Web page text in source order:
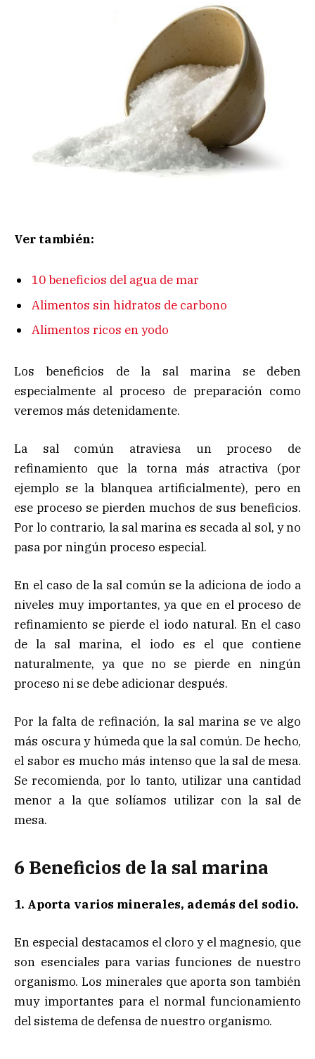
Ver también:
10 beneficios del agua de mar
Alimentos sin hidratos de carbono
Alimentos ricos en yodo
Los beneficios de la sal marina se deben
especialmente al proceso de preparación como
veremos más detenidamente.
La sal común atraviesa un proceso de
refinamiento que la torna más atractiva (por
ejemplo se la blanquea artificialmente), pero en
ese proceso se pierden muchos de sus beneficios.
Por lo contrario, la sal marina es secada al sol, y no
pasa por ningún proceso especial.
En el caso de la sal común se la adiciona de iodo a
niveles muy importantes, ya que en el proceso de
refinamiento se pierde el iodo natural. En el caso
de la sal marina, el iodo es el que contiene
naturalmente, ya que no se pierde en ningún
proceso ni se debe adicionar después.
Por la falta de refinación, la sal marina se ve algo
más oscura y húmeda que la sal común. De hecho,
el sabor es mucho más intenso que la sal de mesa.
Se recomienda, por lo tanto, utilizar una cantidad
menor a la que solíamos utilizar con la sal de
mesa.
6 Beneficios de la sal marina
1. Aporta varios minerales, además del sodio.
En especial destacamos el cloro y el magnesio, que
son esenciales para varias funciones de nuestro
organismo. Los minerales que aporta son también
muy importantes para el normal funcionamiento
del sistema de defensa de nuestro organismo.